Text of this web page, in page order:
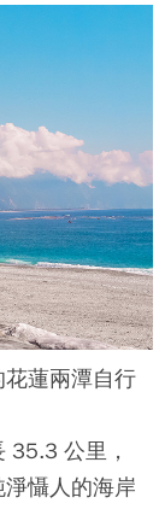
蓮兩潭自行
35.3 公里，
懾人的海岸